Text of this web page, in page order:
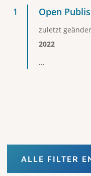
Open
zuletzt
2022
...
ALLE FILTER